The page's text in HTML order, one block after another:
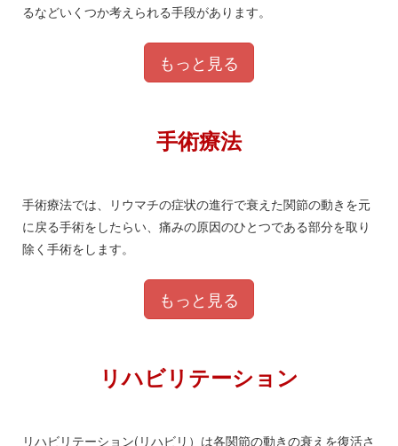
るなどいくつか考えられる手段があります。
もっと見る
手術療法
手術療法では、リウマチの症状の進行で衰えた関節の動きを元
に戻る手術をしたらい、痛みの原因のひとつである部分を取り
除く手術をします。
もっと見る
リハビリテーション
リハビリテーション(リハビリ）は各関節の動きの衰えを復活さ